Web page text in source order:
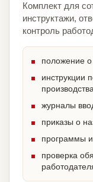
Комплект для
инструктажи,
контроль
положение о
инструкции
производства
журналы
приказы о
программы
проверка